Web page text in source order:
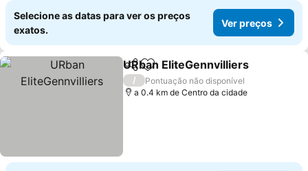
Selecione as datas para ver os preços
exatos.
Ver preços
PartilharAdicionar aos favoritos
URban EliteGennvilliers
/
Pontuação não disponível
a 0.4 km de Centro da cidade